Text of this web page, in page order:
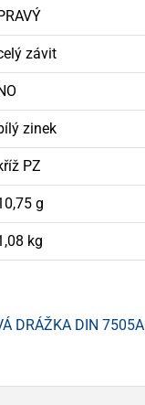
závit
zinek
PZ
g
kg
DRÁŽKA DIN 7505A